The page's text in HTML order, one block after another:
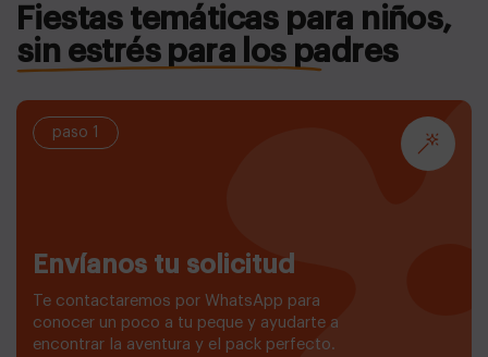
Fiestas temáticas para niños,
sin estrés para los padres
paso 1
Envíanos tu solicitud
Te contactaremos por WhatsApp para
conocer un poco a tu peque y ayudarte a
encontrar la aventura y el pack perfecto.